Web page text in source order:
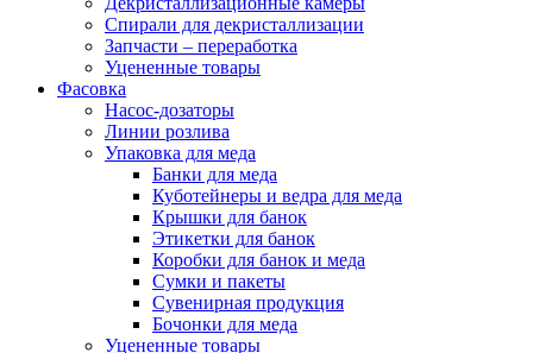
Спирали для декристаллизации
Запчасти – переработка
Уцененные товары
Фасовка
Насос-дозаторы
Линии розлива
Упаковка для меда
Банки для меда
Куботейнеры и ведра для меда
Крышки для банок
Этикетки для банок
Коробки для банок и меда
Сумки и пакеты
Сувенирная продукция
Бочонки для меда
Уцененные товары